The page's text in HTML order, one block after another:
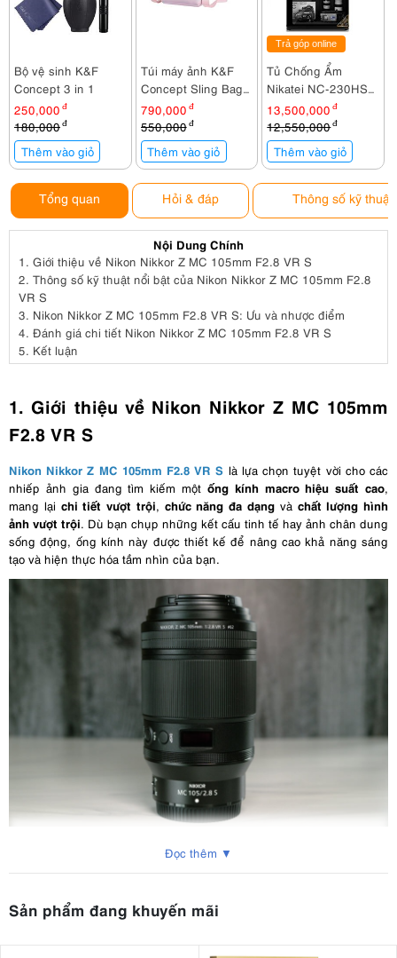
Bộ vệ sinh K&F
Concept 3 in 1
250,000 đ
180,000đ
Thêm vào giỏ
Túi máy ảnh K&F
Concept Sling Bag
KF13.179V2
790,000 đ
550,000 đ
Thêm vào giỏ
Trả góp online
Tủ Chống Ẩm
Nikatei NC-230HS
(230 lít)
13,500,000 đ
12,550,000đ
Thêm vào giỏ
Tổng quan Hỏi & đáp Thông số kỹ thuật
Nội Dung Chính
1. Giới thiệu về Nikon Nikkor Z MC 105mm F2.8 VR S
2. Thông số kỹ thuật nổi bật của Nikon Nikkor Z MC 105mm F2.8
VR S
3. Nikon Nikkor Z MC 105mm F2.8 VR S: Ưu và nhược điểm
4. Đánh giá chi tiết Nikon Nikkor Z MC 105mm F2.8 VR S
5. Kết luận
1. Giới thiệu về Nikon Nikkor Z MC 105mm
F2.8 VR S
Nikon Nikkor Z MC 105mm F2.8 VR S là lựa chọn tuyệt vời cho các
nhiếp ảnh gia đang tìm kiếm một ống kính macro hiệu suất cao,
mang lại chi tiết vượt trội, chức năng đa dạngvà chất lượng hình
ảnh vượt trội. Dù bạn chụp những kết cấu tinh tế hay ảnh chân dung
sống động, ống kính này được thiết kế để nâng cao khả năng sáng
tạo và hiện thực hóa tầm nhìn của bạn.
2. Thông số kỹ thuật nổi bật của Nikon
Khẩu độ tối đa: f/2.8
Đọc thêm ▼
Sản phẩm đang khuyến mãi